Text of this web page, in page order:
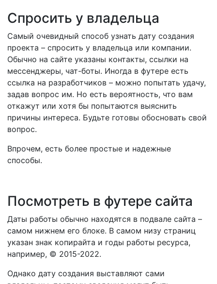
Спросить у владельца
Самый очевидный способ узнать дату создания
проекта – спросить у владельца или компании.
Обычно на сайте указаны контакты, ссылки на
мессенджеры, чат-боты. Иногда в футере есть
ссылка на разработчиков – можно попытать удачу,
задав вопрос им. Но есть вероятность, что вам
откажут или хотя бы попытаются выяснить
причины интереса. Будьте готовы обосновать свой
вопрос.
Впрочем, есть более простые и надежные
способы.
Посмотреть в футере сайта
Даты работы обычно находятся в подвале сайта –
самом нижнем его блоке. В самом низу страниц
указан знак копирайта и годы работы ресурса,
например, © 2015-2022.
Однако дату создания выставляют сами